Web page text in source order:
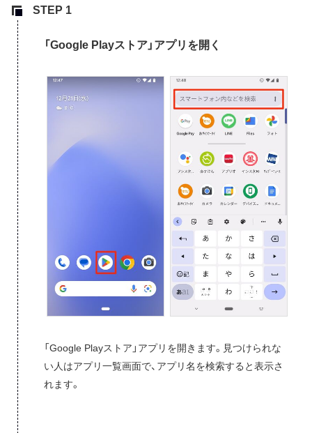
「Google Playストア」アプリを開く
「Google Playストア」アプリを開きます。見つけられな
い人はアプリ一覧画面で、アプリ名を検索すると表示さ
れます。